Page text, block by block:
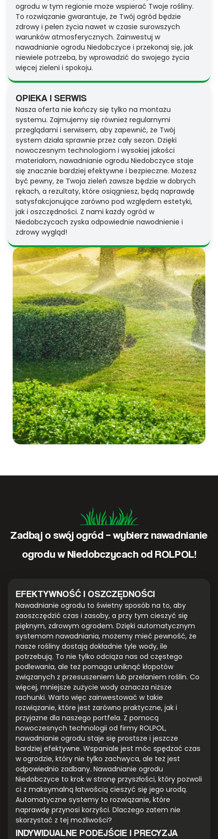
ogrodu w tym regionie może wspierać Twoje rośliny.
To rozwiązanie gwarantuje, że Twój ogród będzie
zdrowy i pełen życia nawet w czasie surowszych
warunków atmosferycznych. Zainwestuj w
nawadnianie ogrodu Niedobczyce i przekonaj się, jak
niewiele potrzeba, by wprowadzić do swojego życia
więcej zieleni i spokoju.
OPIEKA I SERWIS
Nasza oferta nie kończy się tylko na montażu
systemu. Zajmujemy się również regularnymi
przeglądami i serwisem, aby zapewnić, że Twój
system działa sprawnie przez cały sezon. Dzięki
nowoczesnym technologiom i wysokiej jakości
materiałom, nawadnianie ogrodu Niedobczyce staje
się znacznie bardziej efektywne i bezpieczne. Możesz
być pewny, że Twoja zieleń zawsze będzie w dobrych
rękach, a rezultaty, które osiągniesz, będą naprawdę
satysfakcjonujące zarówno pod względem estetyki,
jak i oszczędności. Z nami każdy ogród w
Niedobczycach zyska odpowiednie nawodnienie i
zdrowy wygląd!
Zadbaj o swój ogród – wybierz nawadnianie
ogrodu w Niedobczycach od ROLPOL!
EFEKTYWNOŚĆ I OSZCZĘDNOŚCI
Nawadnianie ogrodu to świetny sposób na to, aby
zaoszczędzić czas i zasoby, a przy tym cieszyć się
pięknym, zdrowym ogrodem. Dzięki automatycznym
systemom nawadniania, możemy mieć pewność, że
nasze rośliny dostają dokładnie tyle wody, ile
potrzebują. To nie tylko odciąża nas od częstego
podlewania, ale też pomaga uniknąć kłopotów
związanych z przesuszeniem lub przelaniem roślin. Co
więcej, mniejsze zużycie wody oznacza niższe
rachunki. Warto więc zainwestować w takie
rozwiązanie, które jest zarówno praktyczne, jak i
przyjazne dla naszego portfela. Z pomocą
nowoczesnych technologii od firmy ROLPOL,
nawadnianie ogrodu staje się prostsze i jeszcze
bardziej efektywne. Wspaniale jest móc spędzać czas
w ogrodzie, który nie tylko zachwyca, ale też jest
odpowiednio zadbany. Nawadnianie ogrodu
Niedobczyce to krok w stronę przyszłości, który pozwoli
ci z maksymalną łatwością cieszyć się jego urodą.
Automatyczne systemy to rozwiązanie, które
naprawdę przynosi korzyści. Dlaczego zatem nie
skorzystać z tej możliwości?
INDYWIDUALNE PODEJŚCIE I PRECYZJA